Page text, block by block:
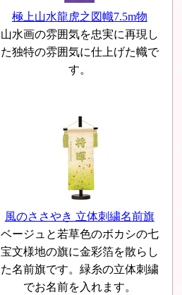
極上山水龍虎之図幟7.5m物
山水画の雰囲気を忠実に再現し
た独特の雰囲気に仕上げた幟で
す。
風のささやき 立体刺繍名前旗
ベージュと若草色のボカシの七
宝文様地の旗に金彩箔を散らし
た名前旗です。緑糸の立体刺繍
でお名前を入れます。